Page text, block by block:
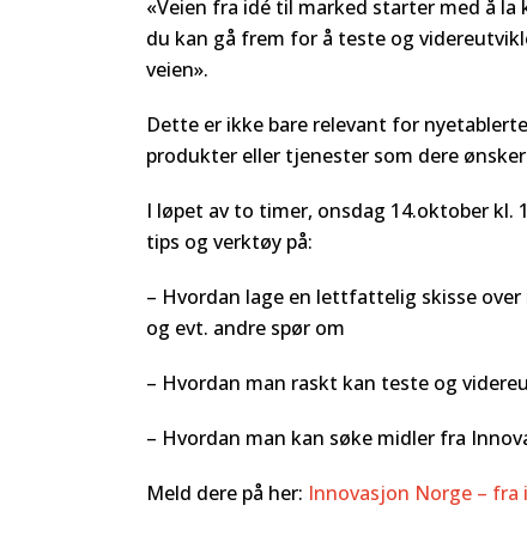
«Veien fra idé til marked starter med å
du kan gå frem for å teste og
veien».
Dette er ikke bare relevant for
produkter eller tjenester som dere
I løpet av to timer, onsdag 14.oktober kl.
tips og verktøy på:
– Hvordan lage en lettfattelig skisse
og evt. andre spør om
– Hvordan man raskt kan teste og
– Hvordan man kan søke midler fra
Meld dere på her: Innovasjon Norge – fra